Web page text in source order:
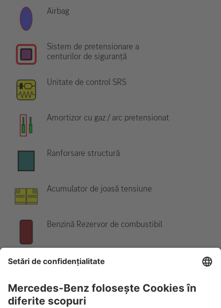
Airbag
Sistem de pretensionare a
centurilor de siguranță
Unitate de control SRS
Amortizor cu gaz / arc pretensionat
Ranforsare structură
Acumulator de joasă tensiune
Benzină Rezervor de combustibil
Indicație:Pentru mai multe informații, vă rugăm să consultați